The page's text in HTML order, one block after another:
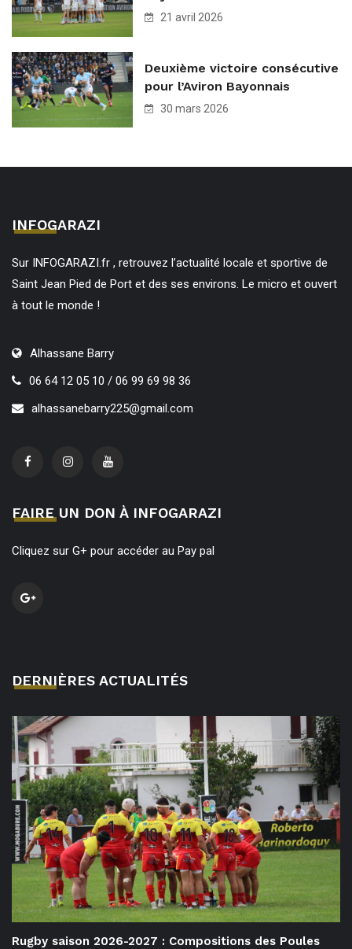
21 avril 2026
Deuxième victoire consécutive
pour l’Aviron Bayonnais
30 mars 2026
INFOGARAZI
Sur INFOGARAZI.fr , retrouvez l’actualité locale et sportive de
Saint Jean Pied de Port et des ses environs. Le micro et ouvert
à tout le monde !
Alhassane Barry
06 64 12 05 10 / 06 99 69 98 36
alhassanebarry225@gmail.com
FAIRE UN DON À INFOGARAZI
Cliquez sur G+ pour accéder au Pay pal
DERNIÈRES ACTUALITÉS
Rugby saison 2026-2027 : Compositions des Poules